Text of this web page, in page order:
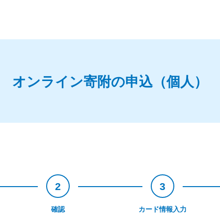
オンライン寄附の申込（個人）
2
確認
3
カード情報入力